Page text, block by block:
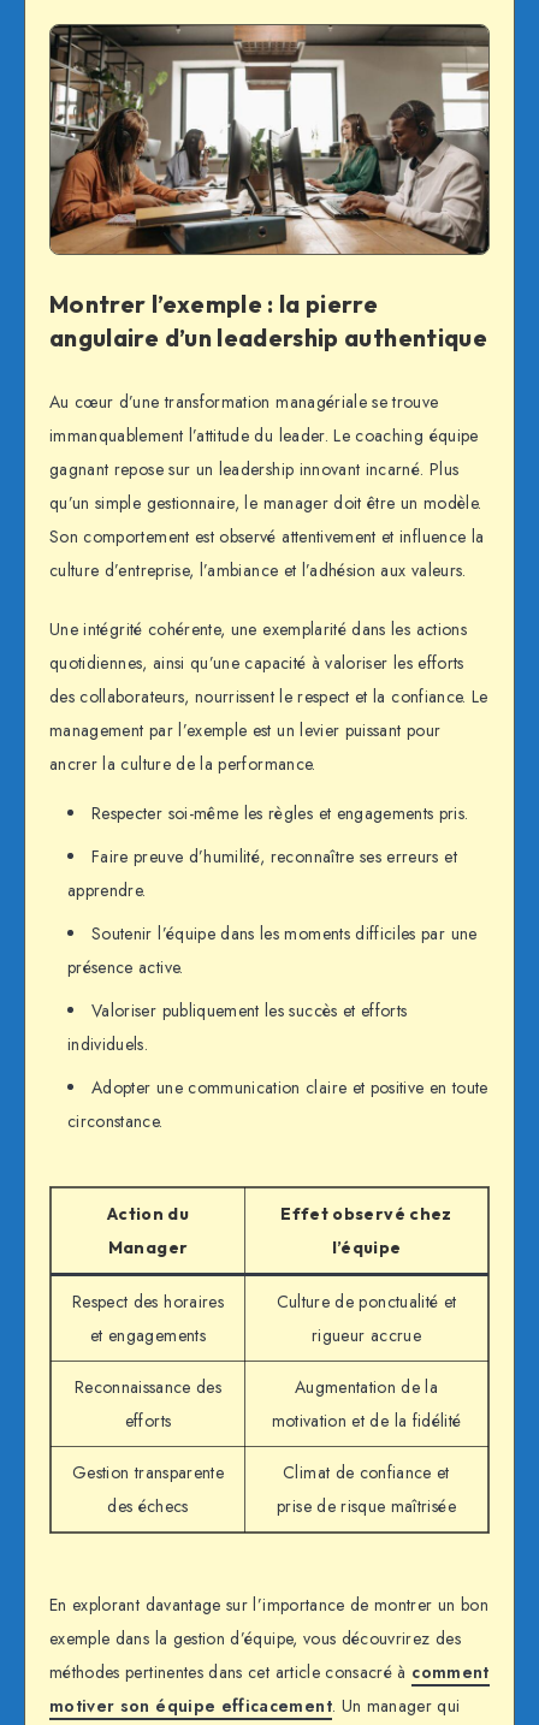
Montrer l’exemple : la pierre
angulaire d’un leadership authentique
Au cœur d’une transformation managériale se trouve
immanquablement l’attitude du leader. Le coaching équipe
gagnant repose sur un leadership innovant incarné. Plus
qu’un simple gestionnaire, le manager doit être un modèle.
Son comportement est observé attentivement et influence la
culture d’entreprise, l’ambiance et l’adhésion aux valeurs.
Une intégrité cohérente, une exemplarité dans les actions
quotidiennes, ainsi qu’une capacité à valoriser les efforts
des collaborateurs, nourrissent le respect et la confiance. Le
management par l’exemple est un levier puissant pour
ancrer la culture de la performance.
Respecter soi-même les règles et engagements pris.
Faire preuve d’humilité, reconnaître ses erreurs et
apprendre.
Soutenir l’équipe dans les moments difficiles par une
présence active.
Valoriser publiquement les succès et efforts
individuels.
Adopter une communication claire et positive en toute
circonstance.
Action du
Manager
Effet observé chez
l’équipe
Respect des horaires
et engagements
Culture de ponctualité et
rigueur accrue
Reconnaissance des
efforts
Augmentation de la
motivation et de la fidélité
Gestion transparente
des échecs
Climat de confiance et
prise de risque maîtrisée
En explorant davantage sur l’importance de montrer un bon
exemple dans la gestion d’équipe, vous découvrirez des
méthodes pertinentes dans cet article consacré à comment
motiver son équipe efficacement. Un manager qui